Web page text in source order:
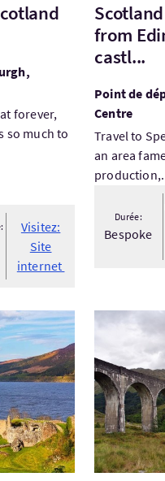
forever,
so much to
Visitez:
Site
internet
from
castl...
Point de
Centre
Travel to
an area
Durée:
Bespoke
FROM INVERNESS